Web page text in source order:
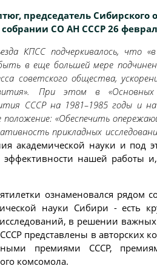
председатель Сибирского
СО АН СССР 26
КПСС подчеркивалось, что
в еще большей мере
советского общества,
При этом в «Основных
СССР на 1981–1985 годы и
положение: «Обеспечить
прикладных
академической науки и
эффективности нашей работы
ознаменовался рядом
науки Сибири - есть
в решении важных
представлены в авторских
премиями СССР,
комсомола.